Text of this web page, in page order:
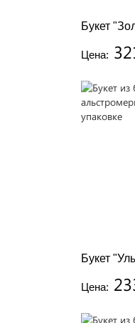
Букет
Цена:
Букет
Цена: